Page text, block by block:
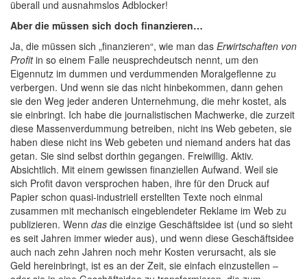
überall und ausnahmslos Adblocker!
Aber die müssen sich doch finanzieren…
Ja, die müssen sich „finanzieren“, wie man das Erwirtschaften von
Profitin so einem Falle neusprechdeutsch nennt, um den
Eigennutz im dummen und verdummenden Moralgeflenne zu
verbergen. Und wenn sie das nicht hinbekommen, dann gehen
sie den Weg jeder anderen Unternehmung, die mehr kostet, als
sie einbringt. Ich habe die journalistischen Machwerke, die zurzeit
diese Massenverdummung betreiben, nicht ins Web gebeten, sie
haben diese nicht ins Web gebeten und niemand anders hat das
getan. Sie sind selbst dorthin gegangen. Freiwillig. Aktiv.
Absichtlich. Mit einem gewissen finanziellen Aufwand. Weil sie
sich Profit davon versprochen haben, ihre für den Druck auf
Papier schon quasi-industriell erstellten Texte noch einmal
zusammen mit mechanisch eingeblendeter Reklame im Web zu
publizieren. Wenn das die einzige Geschäftsidee ist (und so sieht
es seit Jahren immer wieder aus), und wenn diese Geschäftsidee
auch nach zehn Jahren noch mehr Kosten verursacht, als sie
Geld hereinbringt, ist es an der Zeit, sie einfach einzustellen –